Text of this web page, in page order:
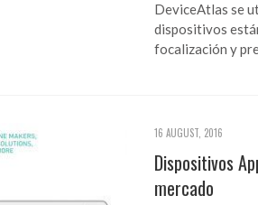
DeviceAtlas se
dispositivos
focalización y
16 AUGUST, 2016
Dispositivos
mercado